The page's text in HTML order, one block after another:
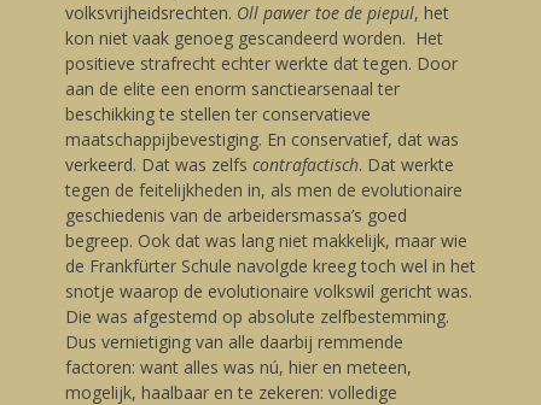
volksvrijheidsrechten. Oll pawer toe de piepul, het
kon niet vaak genoeg gescandeerd worden. Het
positieve strafrecht echter werkte dat tegen. Door
aan de elite een enorm sanctiearsenaal ter
beschikking te stellen ter conservatieve
maatschappijbevestiging. En conservatief, dat was
verkeerd. Dat was zelfs contrafactisch. Dat werkte
tegen de feitelijkheden in, als men de evolutionaire
geschiedenis van de arbeidersmassa’s goed
begreep. Ook dat was lang niet makkelijk, maar wie
de Frankfürter Schule navolgde kreeg toch wel in het
snotje waarop de evolutionaire volkswil gericht was.
Die was afgestemd op absolute zelfbestemming.
Dus vernietiging van alle daarbij remmende
factoren: want alles was nú, hier en meteen,
mogelijk, haalbaar en te zekeren: volledige